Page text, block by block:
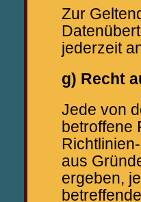
Zur
jederzeit
g) Recht
Jede von
betroffene
aus
ergeben,